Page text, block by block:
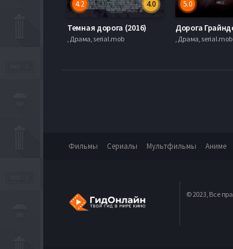
4.0
4.2
Темная дорога (2016)
, Драма, serial.mob
5.0
, Драма, serial.mob
Фильмы Сериалы Мультфильмы Аниме
© 2023, Все